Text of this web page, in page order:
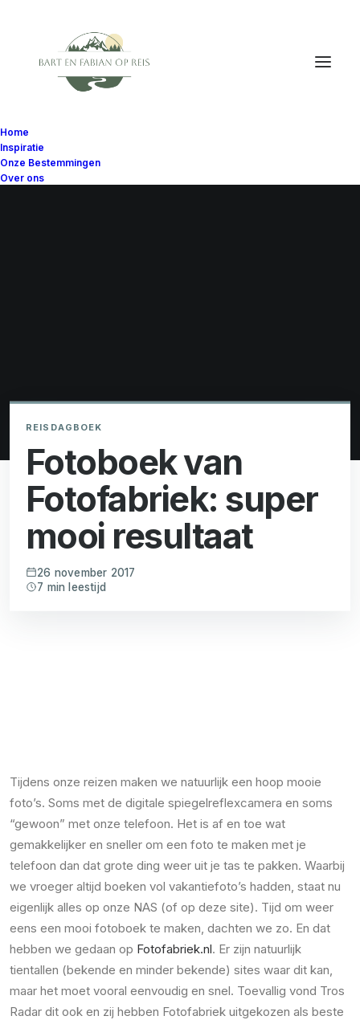
Home
Inspiratie
Onze Bestemmingen
Over ons
Fotoboek van
Fotofabriek: super
mooi resultaat
REISDAGBOEK
26 november 2017
7 min leestijd
Tijdens onze reizen maken we natuurlijk een hoop mooie
foto’s. Soms met de digitale spiegelreflexcamera en soms
“gewoon” met onze telefoon. Het is af en toe wat
gemakkelijker en sneller om een foto te maken met je
telefoon dan dat grote ding weer uit je tas te pakken. Waarbij
we vroeger altijd boeken vol vakantiefoto’s hadden, staat nu
eigenlijk alles op onze NAS (of op deze site). Tijd om weer
eens een mooi fotoboek te maken, dachten we zo. En dat
hebben we gedaan op Fotofabriek.nl. Er zijn natuurlijk
tientallen (bekende en minder bekende) sites waar dit kan,
maar het moet vooral eenvoudig en snel. Toevallig vond Tros
Radar dit ook en zij hebben Fotofabriek uitgekozen als beste